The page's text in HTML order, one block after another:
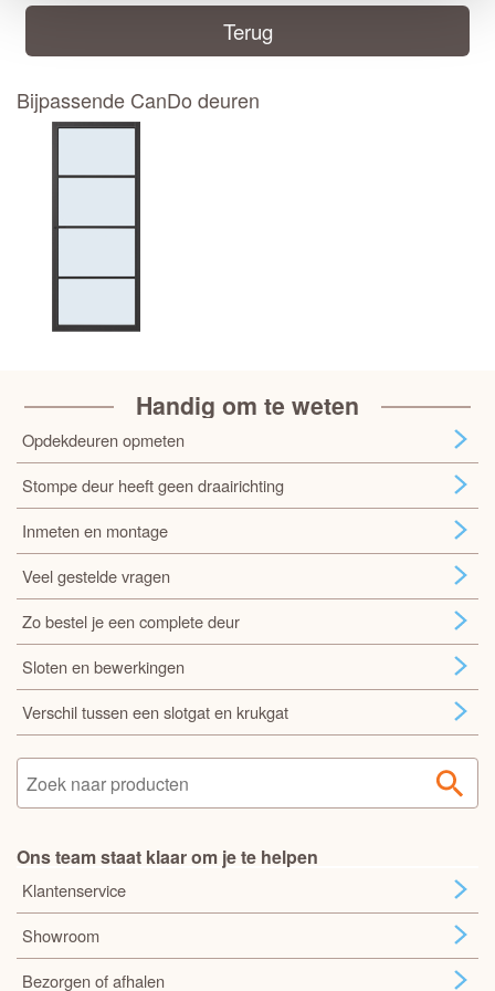
Terug
Bijpassende CanDo deuren
Handig om te weten
Opdekdeuren opmeten
Stompe deur heeft geen draairichting
Inmeten en montage
Veel gestelde vragen
Zo bestel je een complete deur
Sloten en bewerkingen
Verschil tussen een slotgat en krukgat
Ons team staat klaar om je te helpen
Klantenservice
Showroom
Bezorgen of afhalen